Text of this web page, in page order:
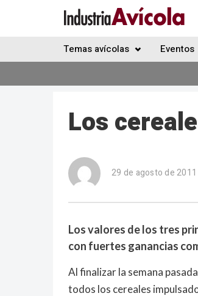
Temas avícolas Eventos
Los
29 de agosto de 2011
Los valores de los tres
con fuertes ganancias
Al finalizar la semana
todos los cereales